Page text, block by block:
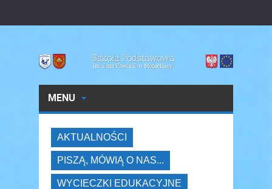
MENU
AKTUALNOŚCI
PISZĄ, MÓWIĄ O NAS...
WYCIECZKI EDUKACYJNE